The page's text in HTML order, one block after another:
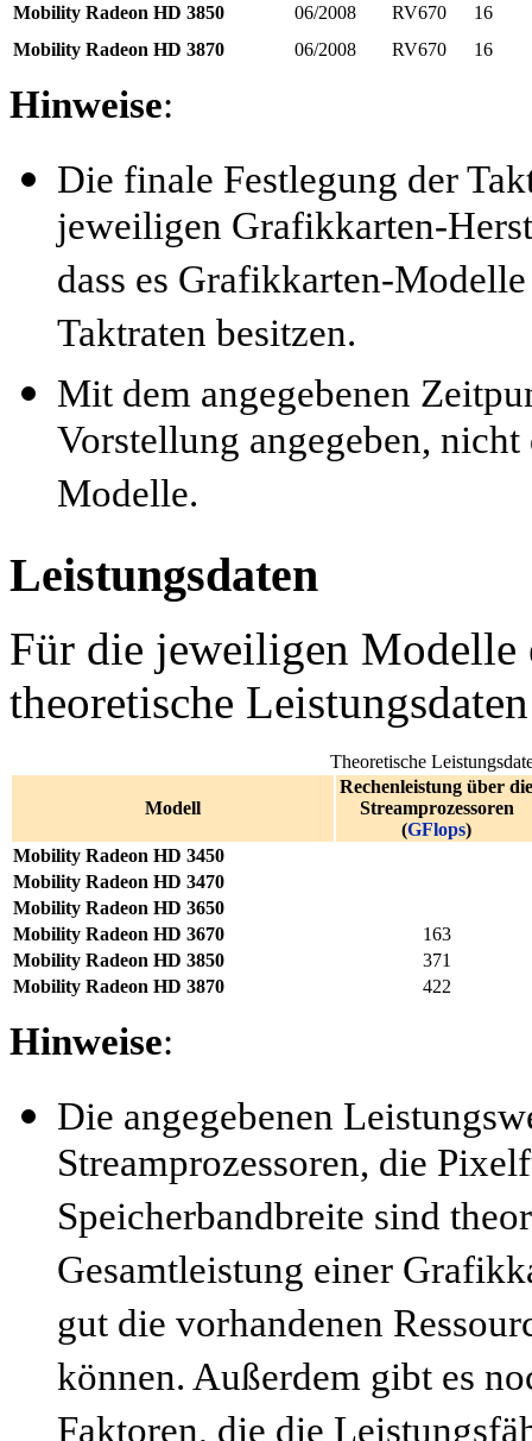
Mobility Radeon HD 3850 06/2008 RV670
16
Mobility Radeon HD 3870
06/2008 RV670 16
Hinweise:
Die finale Festlegung der
jeweiligen Grafikkarten-
dass es Grafikkarten-
Taktraten besitzen.
Mit dem angegebenen
Vorstellung angegeben,
Modelle.
Leistungsdaten
Für die jeweiligen Modelle
theoretische
Theoretische
Modell
Rechenleistung über
Streamprozessoren
(GFlops)
Mobility Radeon HD 3450
Mobility Radeon HD 3470
Mobility Radeon HD 3650
Mobility Radeon HD 3670
163
Mobility Radeon HD 3850
371
Mobility Radeon HD 3870
422
Hinweise:
Die angegebenen
Streamprozessoren, die
Speicherbandbreite sind
Gesamtleistung einer
gut die vorhandenen
können. Außerdem gibt es